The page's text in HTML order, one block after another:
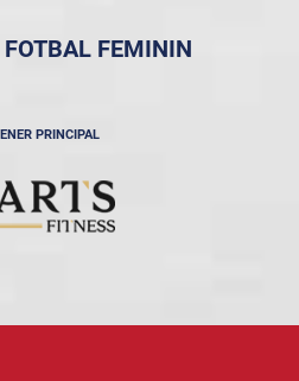
FOTBAL FEMININ
PRINCIPAL